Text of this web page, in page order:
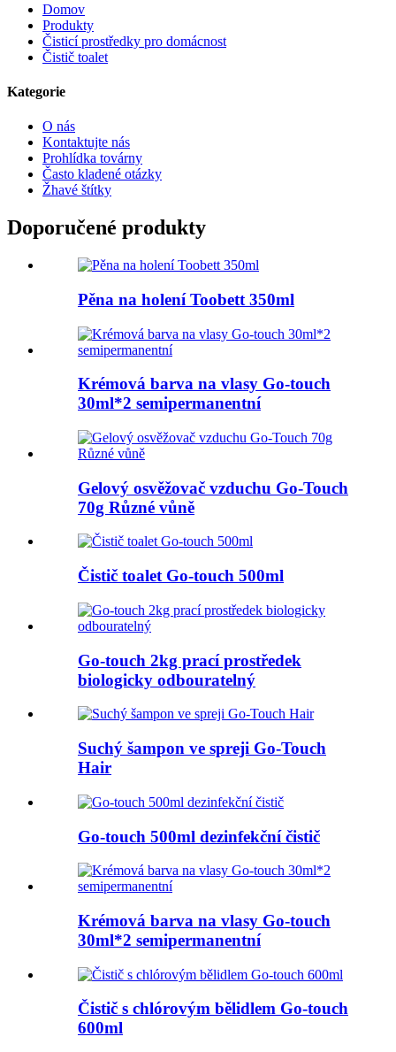
Domov
Produkty
Čisticí prostředky pro domácnost
Čistič toalet
Kategorie
O nás
Kontaktujte nás
Prohlídka továrny
Často kladené otázky
Žhavé štítky
Doporučené produkty
Pěna na holení Toobett 350ml
Krémová barva na vlasy Go-touch
30ml*2 semipermanentní
Gelový osvěžovač vzduchu Go-Touch
70g Různé vůně
Čistič toalet Go-touch 500ml
Go-touch 2kg prací prostředek
biologicky odbouratelný
Suchý šampon ve spreji Go-Touch
Hair
Go-touch 500ml dezinfekční čistič
Krémová barva na vlasy Go-touch
30ml*2 semipermanentní
Čistič s chlórovým bělidlem Go-touch
600ml